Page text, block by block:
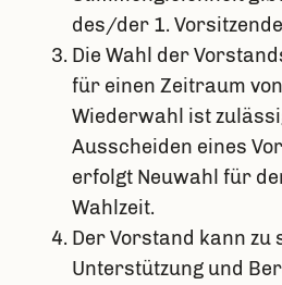
des/der 1.
Die Wahl der
für einen Zeitraum
Wiederwahl ist
Ausscheiden eines
erfolgt Neuwahl für
Wahlzeit.
Der Vorstand kann zu
Unterstützung und